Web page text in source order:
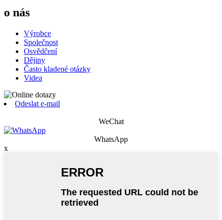
o nás
Výrobce
Společnost
Osvědčení
Dějiny
Často kladené otázky
Videa
Odeslat e-mail
WeChat
WhatsApp
x